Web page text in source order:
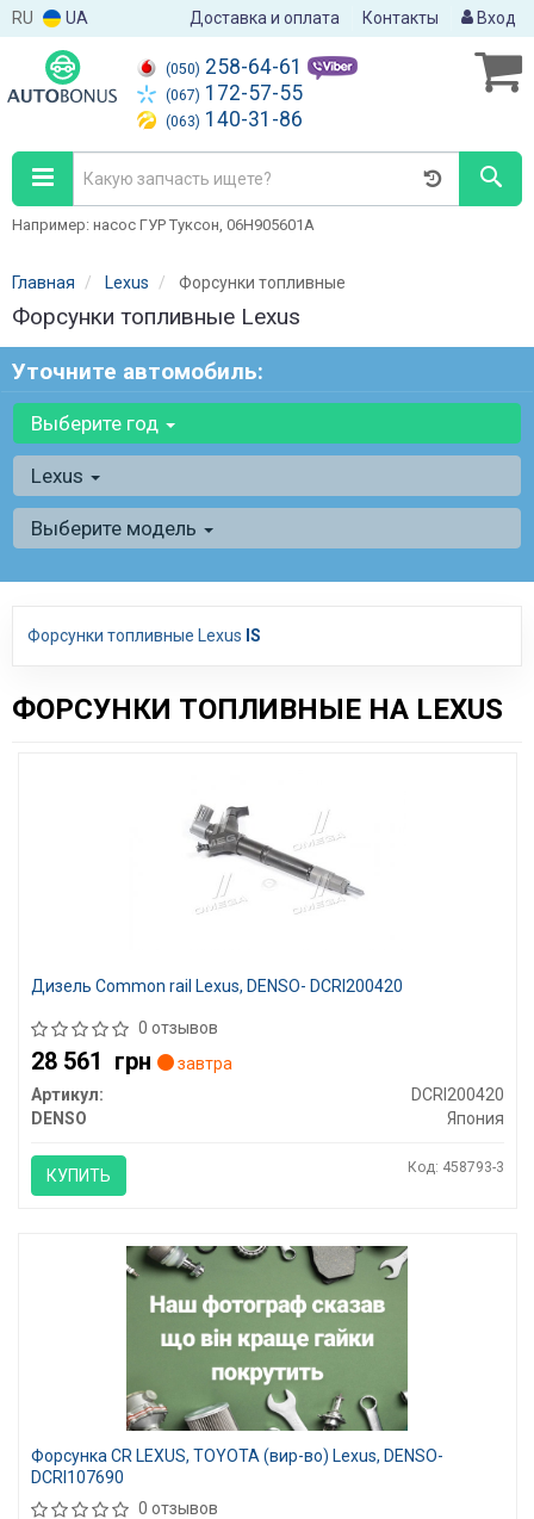
RU UA Доставка и оплата Контакты Вход
(050) 258-64-61
(067) 172-57-55
(063) 140-31-86
Например: насос ГУР Туксон, 06H905601A
Главная Lexus Форсунки топливные
Форсунки топливные Lexus
Уточните автомобиль:
Выберите год
Lexus
Выберите модель
Форсунки топливные Lexus IS
ФОРСУНКИ ТОПЛИВНЫЕ НА LEXUS
Дизель Common rail Lexus, DENSO- DCRI200420
0 отзывов
28 561 грн
завтра
Артикул:
DCRI200420
DENSO
Япония
КУПИТЬ Код: 458793-3
Форсунка CR LEXUS, TOYOTA (вир-во) Lexus, DENSO-
DCRI107690
0 отзывов